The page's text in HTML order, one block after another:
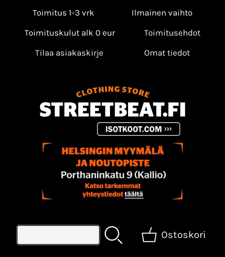
Toimitus 1-3 vrk
Ilmainen vaihto
Toimituskulut alk 0 eur
Toimitusehdot
Tilaa asiakaskirje
Omat tiedot
Ostoskori